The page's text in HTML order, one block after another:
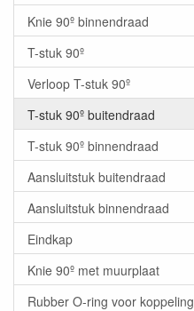
Knie 90º binnendraad
T-stuk 90º
Verloop T-stuk 90º
T-stuk 90º buitendraad
T-stuk 90º binnendraad
Aansluitstuk buitendraad
Aansluitstuk binnendraad
Eindkap
Knie 90º met muurplaat
Rubber O-ring voor koppeling